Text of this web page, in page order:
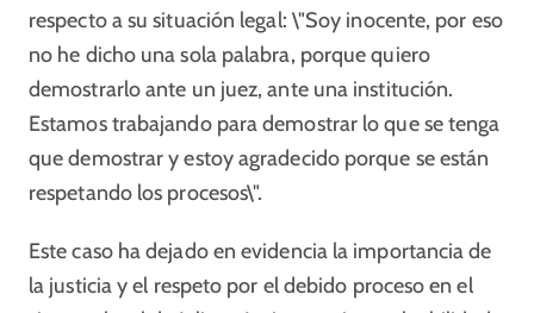
respecto a su situación legal: \"Soy inocente, por eso
no he dicho una sola palabra, porque quiero
demostrarlo ante un juez, ante una institución.
Estamos trabajando para demostrar lo que se tenga
que demostrar y estoy agradecido porque se están
respetando los procesos\".
Este caso ha dejado en evidencia la importancia de
la justicia y el respeto por el debido proceso en el